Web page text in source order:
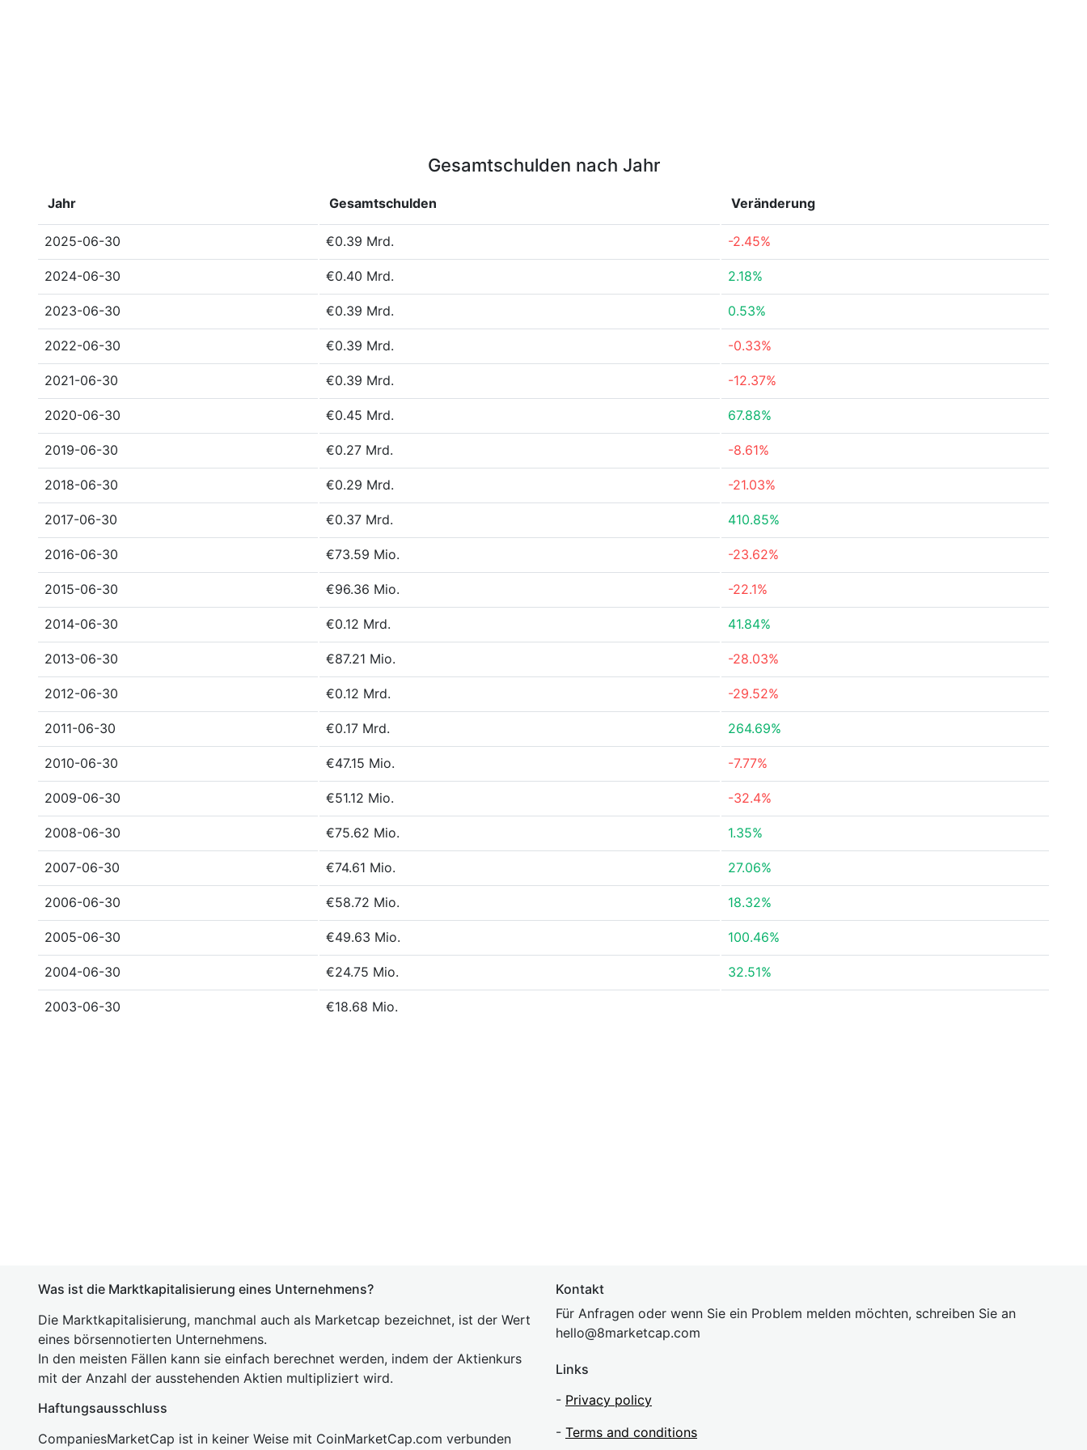
Gesamtschulden nach Jahr
Jahr Gesamtschulden Veränderung
2025-06-30 €0.39 Mrd. -2.45%
2024-06-30 €0.40 Mrd. 2.18%
2023-06-30 €0.39 Mrd. 0.53%
2022-06-30 €0.39 Mrd. -0.33%
2021-06-30 €0.39 Mrd. -12.37%
2020-06-30 €0.45 Mrd. 67.88%
2019-06-30 €0.27 Mrd. -8.61%
2018-06-30 €0.29 Mrd. -21.03%
2017-06-30 €0.37 Mrd. 410.85%
2016-06-30 €73.59 Mio. -23.62%
2015-06-30 €96.36 Mio. -22.1%
2014-06-30 €0.12 Mrd. 41.84%
2013-06-30 €87.21 Mio. -28.03%
2012-06-30 €0.12 Mrd. -29.52%
2011-06-30 €0.17 Mrd. 264.69%
2010-06-30 €47.15 Mio. -7.77%
2009-06-30 €51.12 Mio. -32.4%
2008-06-30 €75.62 Mio. 1.35%
2007-06-30 €74.61 Mio. 27.06%
2006-06-30 €58.72 Mio. 18.32%
2005-06-30 €49.63 Mio. 100.46%
2004-06-30 €24.75 Mio. 32.51%
2003-06-30 €18.68 Mio.
Was ist die Marktkapitalisierung eines Unternehmens?
Die Marktkapitalisierung, manchmal auch als Marketcap bezeichnet, ist der Wert
eines börsennotierten Unternehmens.
In den meisten Fällen kann sie einfach berechnet werden, indem der Aktienkurs
mit der Anzahl der ausstehenden Aktien multipliziert wird.
Haftungsausschluss
CompaniesMarketCap ist in keiner Weise mit CoinMarketCap.com verbunden
Kontakt
Für Anfragen oder wenn Sie ein Problem melden möchten, schreiben Sie an
hello@8marketcap.com
Links
- Privacy policy
- Terms and conditions